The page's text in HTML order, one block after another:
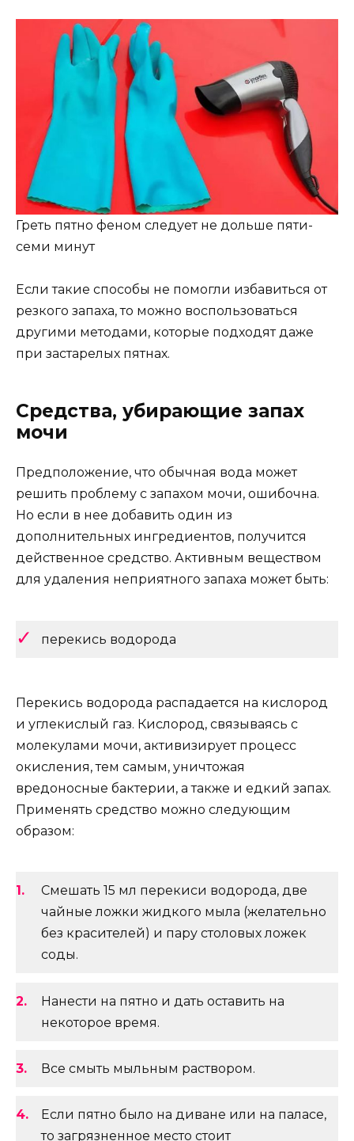
Греть пятно феном следует не дольше пяти-
семи минут
Если такие способы не помогли избавиться от
резкого запаха, то можно воспользоваться
другими методами, которые подходят даже
при застарелых пятнах.
Средства, убирающие запах
мочи
Предположение, что обычная вода может
решить проблему с запахом мочи, ошибочна.
Но если в нее добавить один из
дополнительных ингредиентов, получится
действенное средство. Активным веществом
для удаления неприятного запаха может быть:
перекись водорода
Перекись водорода распадается на кислород
и углекислый газ. Кислород, связываясь с
молекулами мочи, активизирует процесс
окисления, тем самым, уничтожая
вредоносные бактерии, а также и едкий запах.
Применять средство можно следующим
образом:
Смешать 15 мл перекиси водорода, две
чайные ложки жидкого мыла (желательно
без красителей) и пару столовых ложек
соды.
Нанести на пятно и дать оставить на
некоторое время.
Все смыть мыльным раствором.
Если пятно было на диване или на паласе,
то загрязненное место стоит